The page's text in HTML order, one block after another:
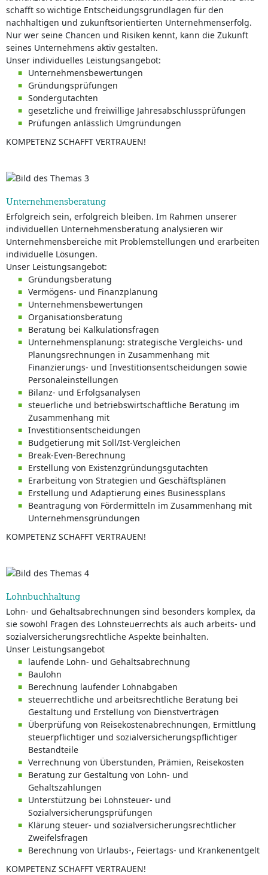
schafft so wichtige Entscheidungsgrundlagen für den
nachhaltigen und zukunftsorientierten Unternehmenserfolg.
Nur wer seine Chancen und Risiken kennt, kann die Zukunft
seines Unternehmens aktiv gestalten.
Unser individuelles Leistungsangebot:
Unternehmensbewertungen
Gründungsprüfungen
Sondergutachten
gesetzliche und freiwillige Jahresabschlussprüfungen
Prüfungen anlässlich Umgründungen
KOMPETENZ SCHAFFT VERTRAUEN!
Unternehmensberatung
Erfolgreich sein, erfolgreich bleiben. Im Rahmen unserer
individuellen Unternehmensberatung analysieren wir
Unternehmensbereiche mit Problemstellungen und erarbeiten
individuelle Lösungen.
Unser Leistungsangebot:
Gründungsberatung
Vermögens- und Finanzplanung
Unternehmensbewertungen
Organisationsberatung
Beratung bei Kalkulationsfragen
Unternehmensplanung: strategische Vergleichs- und
Planungsrechnungen in Zusammenhang mit
Finanzierungs- und Investitionsentscheidungen sowie
Personaleinstellungen
Bilanz- und Erfolgsanalysen
steuerliche und betriebswirtschaftliche Beratung im
Zusammenhang mit
Investitionsentscheidungen
Budgetierung mit Soll/Ist-Vergleichen
Break-Even-Berechnung
Erstellung von Existenzgründungsgutachten
Erarbeitung von Strategien und Geschäftsplänen
Erstellung und Adaptierung eines Businessplans
Beantragung von Fördermitteln im Zusammenhang mit
Unternehmensgründungen
KOMPETENZ SCHAFFT VERTRAUEN!
Lohnbuchhaltung
Lohn- und Gehaltsabrechnungen sind besonders komplex, da
sie sowohl Fragen des Lohnsteuerrechts als auch arbeits- und
sozialversicherungsrechtliche Aspekte beinhalten.
Unser Leistungsangebot
laufende Lohn- und Gehaltsabrechnung
Baulohn
Berechnung laufender Lohnabgaben
steuerrechtliche und arbeitsrechtliche Beratung bei
Gestaltung und Erstellung von Dienstverträgen
Überprüfung von Reisekostenabrechnungen, Ermittlung
steuerpflichtiger und sozialversicherungspflichtiger
Bestandteile
Verrechnung von Überstunden, Prämien, Reisekosten
Beratung zur Gestaltung von Lohn- und
Gehaltszahlungen
Unterstützung bei Lohnsteuer- und
Sozialversicherungsprüfungen
Klärung steuer- und sozialversicherungsrechtlicher
Zweifelsfragen
Berechnung von Urlaubs-, Feiertags- und Krankenentgelt
KOMPETENZ SCHAFFT VERTRAUEN!